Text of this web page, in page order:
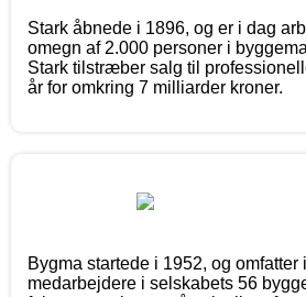
Stark åbnede i 1896, og er i dag
omegn af 2.000 personer i
Stark tilstræber salg til
år for omkring 7 milliarder kroner.
Bygma startede i 1952, og
medarbejdere i selskabets 56